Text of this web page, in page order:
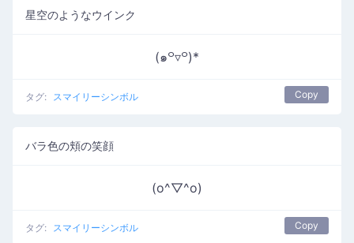
星空のようなウインク
(๑꒪▿꒪)*
タグ: スマイリーシンボル Copy
バラ色の頬の笑顔
(o^▽^o)
タグ: スマイリーシンボル Copy